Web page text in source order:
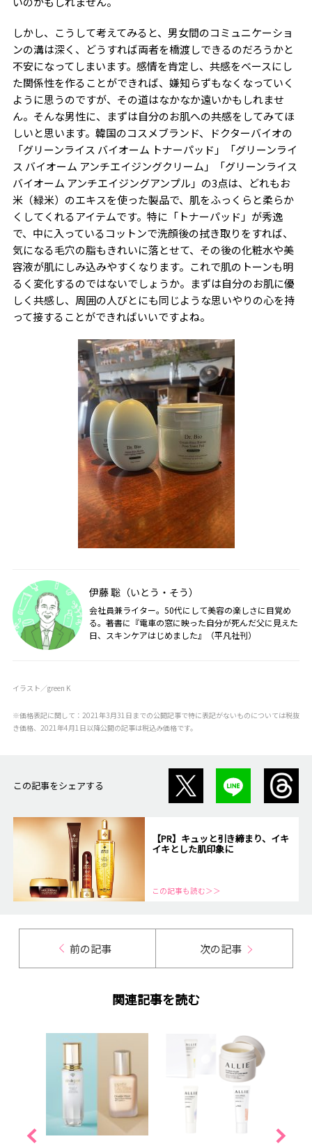
しかし、こうして考えてみると、男女間のコミュニケーショ
ンの溝は深く、どうすれば両者を橋渡しできるのだろうかと
不安になってしまいます。感情を肯定し、共感をベースにし
た関係性を作ることができれば、嫌知らずもなくなっていく
ように思うのですが、その道はなかなか遠いかもしれませ
ん。そんな男性に、まずは自分のお肌への共感をしてみてほ
しいと思います。韓国のコスメブランド、ドクターバイオの
「グリーンライス バイオーム トナーパッド」「グリーンライ
ス バイオーム アンチエイジングクリーム」「グリーンライス
バイオーム アンチエイジングアンプル」の3点は、どれもお
米（緑米）のエキスを使った製品で、肌をふっくらと柔らか
くしてくれるアイテムです。特に「トナーパッド」が秀逸
で、中に入っているコットンで洗顔後の拭き取りをすれば、
気になる毛穴の脂もきれいに落とせて、その後の化粧水や美
容液が肌にしみ込みやすくなります。これで肌のトーンも明
るく変化するのではないでしょうか。まずは自分のお肌に優
しく共感し、周囲の人びとにも同じような思いやりの心を持
って接することができればいいですよね。
伊藤 聡（いとう・そう）
会社員兼ライター。50代にして美容の楽しさに目覚め
る。著書に『電車の窓に映った自分が死んだ父に見えた
日、スキンケアはじめました』（平凡社刊）
イラスト／green K
※価格表記に関して：2021年3月31日までの公開記事で特に表記がないものについては税抜
き価格、2021年4月1日以降公開の記事は税込み価格です。
この記事をシェアする
【PR】キュッと引き締まり、イキ
イキとした肌印象に
この記事も読む＞＞
前の記事 次の記事
関連記事を読む